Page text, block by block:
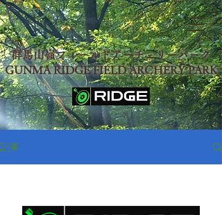
群馬山嶺フィールドアーチェリーパーク
GUNMA RIDGE FIELD ARCHERY PARK
記事